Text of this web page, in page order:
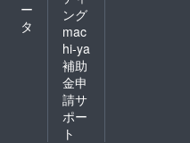
ー
タ
ング
mac
hi-ya
補助
金申
請サ
ポー
ト